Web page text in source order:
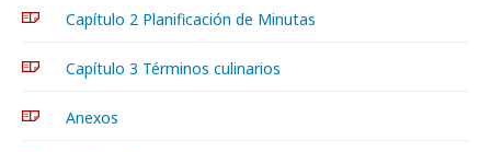
Capítulo 2 Planificación de Minutas
Capítulo 3 Términos culinarios
Anexos